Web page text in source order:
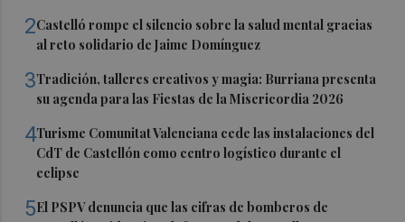
2Castelló rompe el silencio sobre la salud mental gracias
al reto solidario de Jaime Domínguez
3Tradición, talleres creativos y magia: Burriana presenta
su agenda para las Fiestas de la Misericordia 2026
4Turisme Comunitat Valenciana cede las instalaciones del
CdT de Castellón como centro logístico durante el
eclipse
5El PSPV denuncia que las cifras de bomberos de